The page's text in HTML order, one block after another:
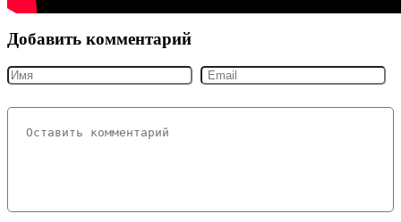
Добавить комментарий